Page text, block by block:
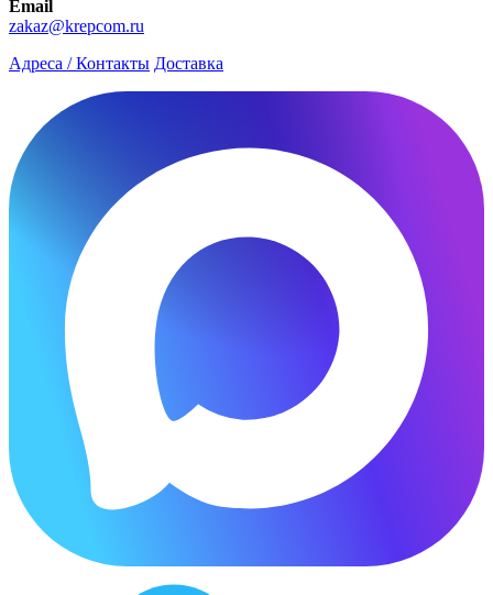
Email
zakaz@krepcom.ru
Адреса / Контакты Доставка